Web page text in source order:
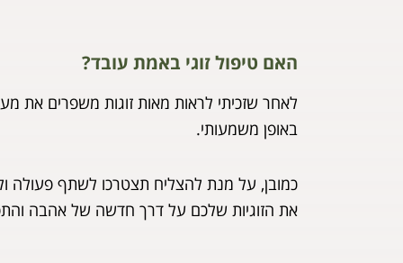
האם טיפול זוגי באמת עובד?
לאחר שזכיתי לראות מאות זוגות משפרים את
באופן משמעותי.
כמובן, על מנת להצליח תצטרכו לשתף פעולה
את הזוגיות שלכם על דרך חדשה של אהבה